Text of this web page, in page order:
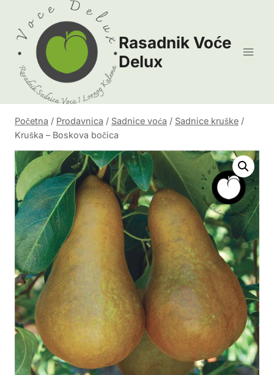
content
Rasadnik Voće
Delux
Početna / Prodavnica / Sadnice voća / Sadnice kruške /
Kruška – Boskova bočica